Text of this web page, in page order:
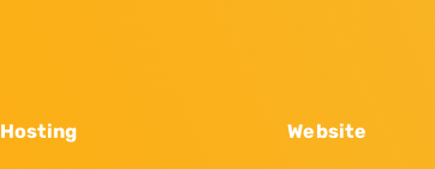
Hosting Website